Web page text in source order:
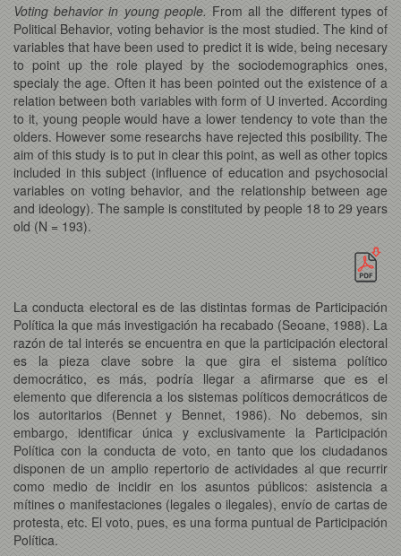
Voting behavior in young people. From all the different types of
Political Behavior, voting behavior is the most studied. The kind of
variables that have been used to predict it is wide, being necesary
to point up the role played by the sociodemographics ones,
specialy the age. Often it has been pointed out the existence of a
relation between both variables with form of U inverted. According
to it, young people would have a lower tendency to vote than the
olders. However some researchs have rejected this posibility. The
aim of this study is to put in clear this point, as well as other topics
included in this subject (influence of education and psychosocial
variables on voting behavior, and the relationship between age
and ideology). The sample is constituted by people 18 to 29 years
old (N = 193).
La conducta electoral es de las distintas formas de Participación
Política la que más investigación ha recabado (Seoane, 1988). La
razón de tal interés se encuentra en que la participación electoral
es la pieza clave sobre la que gira el sistema político
democrático, es más, podría llegar a afirmarse que es el
elemento que diferencia a los sistemas políticos democráticos de
los autoritarios (Bennet y Bennet, 1986). No debemos, sin
embargo, identificar única y exclusivamente la Participación
Política con la conducta de voto, en tanto que los ciudadanos
disponen de un amplio repertorio de actividades al que recurrir
como medio de incidir en los asuntos públicos: asistencia a
mítines o manifestaciones (legales o ilegales), envío de cartas de
protesta, etc. El voto, pues, es una forma puntual de Participación
Política.